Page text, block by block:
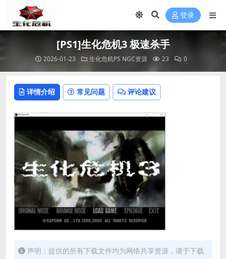
登录
[PS1]生化危机3 极速杀手
2026-01-23 生化危机PS NGC资源 23 0
详情介绍 常见问题 评论建议
声明：提供的所有下载文件均为网络共享资源，请于下载